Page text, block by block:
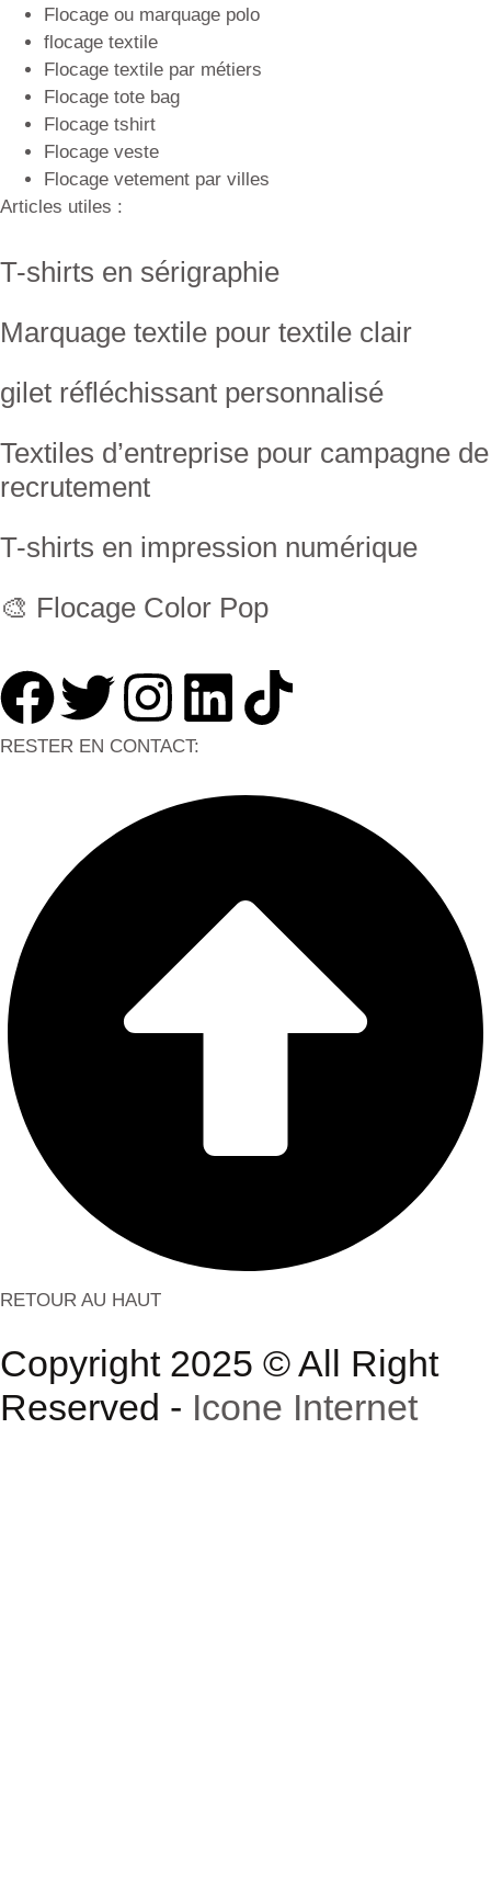
Flocage ou marquage polo
flocage textile
Flocage textile par métiers
Flocage tote bag
Flocage tshirt
Flocage veste
Flocage vetement par villes
Articles utiles :
T-shirts en sérigraphie
Marquage textile pour textile clair
gilet réfléchissant personnalisé
Textiles d’entreprise pour campagne de
recrutement
T-shirts en impression numérique
🎨 Flocage Color Pop
RESTER EN CONTACT:
RETOUR AU HAUT
Copyright 2025 © All Right
Reserved - Icone Internet